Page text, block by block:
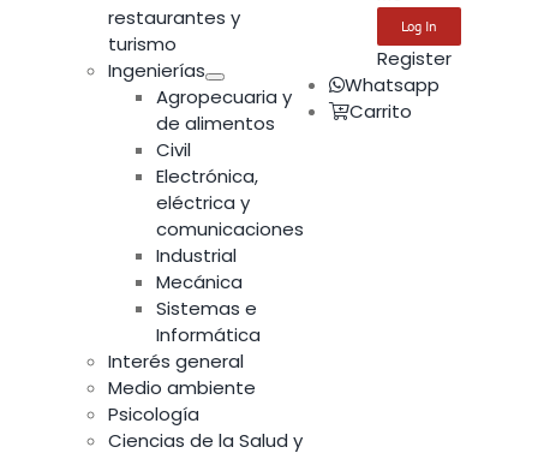
restaurantes y
turismo
Ingenierías
Agropecuaria y
de alimentos
Civil
Electrónica,
eléctrica y
comunicaciones
Industrial
Mecánica
Sistemas e
Informática
Interés general
Medio ambiente
Psicología
Ciencias de la Salud y
Register
Whatsapp
Carrito